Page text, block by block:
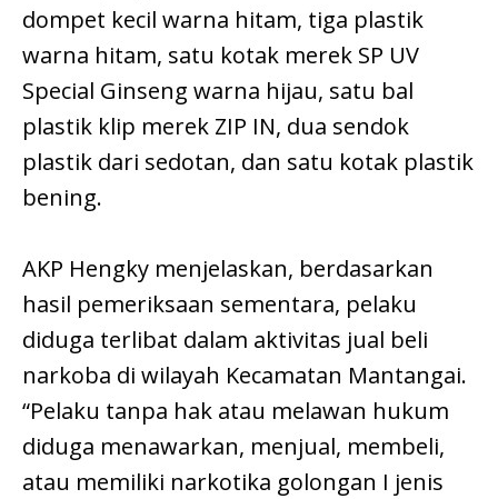
dompet kecil warna hitam, tiga plastik
warna hitam, satu kotak merek SP UV
Special Ginseng warna hijau, satu bal
plastik klip merek ZIP IN, dua sendok
plastik dari sedotan, dan satu kotak plastik
bening.
AKP Hengky menjelaskan, berdasarkan
hasil pemeriksaan sementara, pelaku
diduga terlibat dalam aktivitas jual beli
narkoba di wilayah Kecamatan Mantangai.
“Pelaku tanpa hak atau melawan hukum
diduga menawarkan, menjual, membeli,
atau memiliki narkotika golongan I jenis